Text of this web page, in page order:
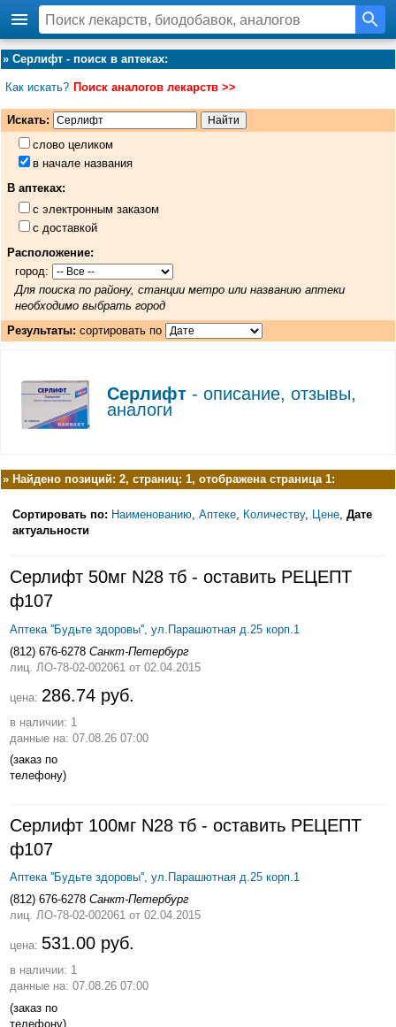
» Серлифт - поиск в аптеках:
Как искать? Поиск аналогов лекарств >>
Искать:
слово целиком
в начале названия
В аптеках:
с электронным заказом
с доставкой
Расположение:
город:
Для поиска по району, станции метро или названию аптеки
необходимо выбрать город
Результаты: сортировать по
Серлифт- описание, отзывы,
аналоги
» Найдено позиций: 2, страниц: 1, отображена страница 1:
Сортировать по: Наименованию Аптеке Количеству, Цене Дате
актуальности
Серлифт 50мг N28 тб - оставить РЕЦЕПТ
ф107
Аптека ''Будьте здоровы'', ул.Парашютная д.25 корп.1
(812) 676-6278 Санкт-Петербург
лиц. ЛО-78-02-002061 от 02.04.2015
цена: 286.74 руб.
в наличии: 1
данные на: 07.08.26 07:00
(заказ по
телефону)
Серлифт 100мг N28 тб - оставить РЕЦЕПТ
ф107
Аптека ''Будьте здоровы'', ул.Парашютная д.25 корп.1
(812) 676-6278 Санкт-Петербург
лиц. ЛО-78-02-002061 от 02.04.2015
цена: 531.00 руб.
в наличии: 1
данные на: 07.08.26 07:00
(заказ по
телефону)